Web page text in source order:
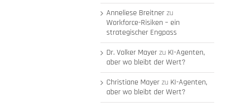
Anneliese Breitnerzu
Workforce-Risiken – ein
strategischer Engpass
Dr. Volker Mayerzu KI-Agenten,
aber wo bleibt der Wert?
Christiane Mayerzu KI-Agenten,
aber wo bleibt der Wert?